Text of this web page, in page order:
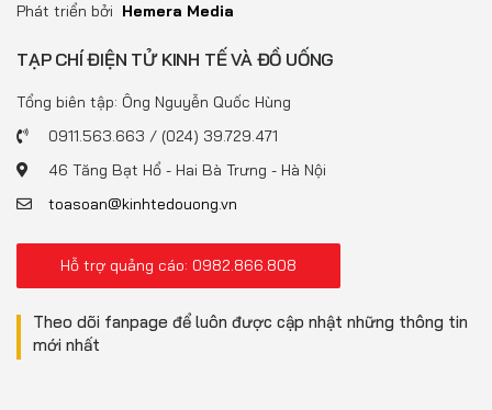
Multimedia
Phát triển bởi Hemera Media
TẠP CHÍ ĐIỆN TỬ KINH TẾ VÀ ĐỒ UỐNG
Tổng biên tập: Ông Nguyễn Quốc Hùng
0911.563.663 / (024) 39.729.471
46 Tăng Bạt Hổ - Hai Bà Trưng - Hà Nội
toasoan@kinhtedouong.vn
Hỗ trợ quảng cáo: 0982.866.808
Theo dõi fanpage để luôn được cập nhật những thông tin
mới nhất